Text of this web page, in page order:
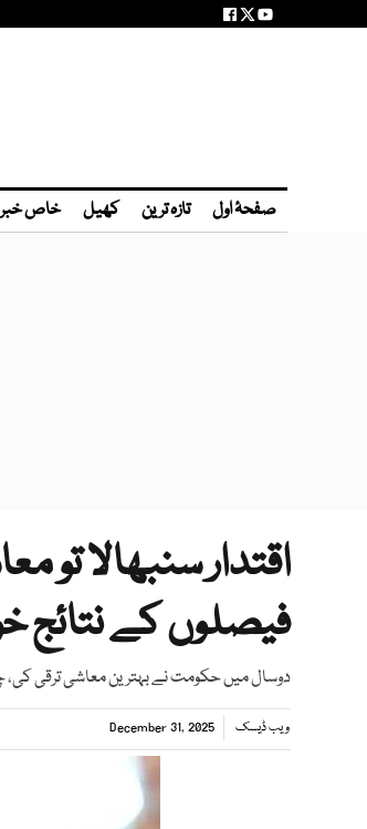
صفحۂ اول تازہ ترین کھیل خاص
اقتدار سنبھالا
فیصلوں کے نتائج
دوسال میں حکومت نے بہترین معاشی ترقی
ویب ڈیسک December 31, 2025